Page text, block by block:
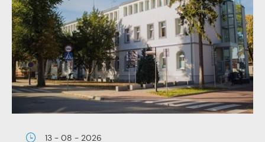
13 - 08 - 2026